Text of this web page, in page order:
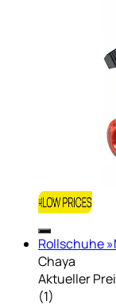
Rollschuhe
Chaya
Aktueller
(1)